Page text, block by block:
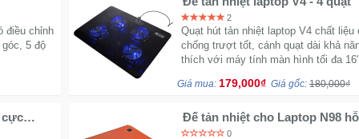
điều chỉnh
5 độ
2
Quạt hút tản nhiệt laptop V4 chất
chống trượt tốt, cánh quạt dài khả
thích với máy tính màn hình tối đa 16"
Giá mua: 179,000₫ Giá gốc: 180,000₫
cực
Đế tản nhiệt cho Laptop N98
0